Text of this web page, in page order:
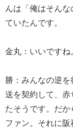
んは「俺はそん
ていたんです。
金丸：いいですね
勝：みんなの逆
送を契約して、
たそうです。だ
ファン。それに